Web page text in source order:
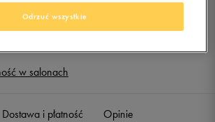
dostępny, otrzymasz od nas powiadomienie.
w salonach
Dostawa i płatność Opinie
Odrzuć wszystkie